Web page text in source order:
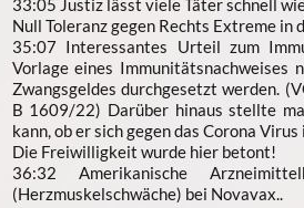
33:05 Justiz lässt viele Täter schnell
Null Toleranz gegen Rechts Extreme in
35:07 Interessantes Urteil zum
Vorlage eines
Zwangsgeldes durchgesetzt werden.
B 1609/22) Darüber hinaus stellte
kann, ob er sich gegen das Corona
Die Freiwilligkeit wurde hier betont!
36:32 Amerikanische
(Herzmuskelschwäche) bei Novavax..